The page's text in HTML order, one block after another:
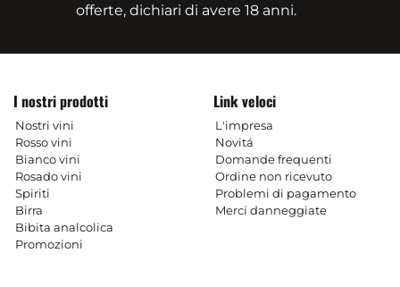
offerte, dichiari di avere 18 anni.
I nostri prodotti
Nostri vini
Rosso vini
Bianco vini
Rosado vini
Spiriti
Birra
Bibita analcolica
Promozioni
Link veloci
L'impresa
Novitá
Domande frequenti
Ordine non ricevuto
Problemi di pagamento
Merci danneggiate